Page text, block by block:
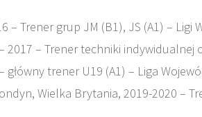
– Trener grup JM (B1), JS (A1) – Ligi
2017 – Trener techniki
główny trener U19 (A1) – Liga
Wielka Brytania, 2019-2020 –